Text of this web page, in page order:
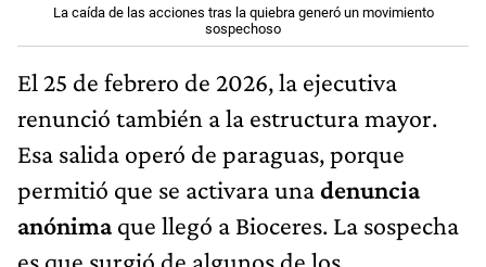
La caída de las acciones tras la quiebra generó un movimiento
sospechoso
El 25 de febrero de 2026, la ejecutiva
renunció también a la estructura mayor.
Esa salida operó de paraguas, porque
permitió que se activara unadenuncia
anónimaque llegó a Bioceres. La sospecha
es que surgió de algunos de los